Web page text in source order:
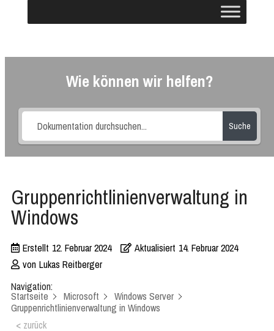
Wie können wir helfen?
Suche
Gruppenrichtlinienverwaltung in
Windows
Erstellt 12. Februar 2024 Aktualisiert 14. Februar 2024
von Lukas Reitberger
Navigation:
Startseite Microsoft
Windows Server
Gruppenrichtlinienverwaltung in Windows
< zurück